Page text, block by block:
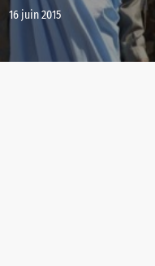
16 juin 2015